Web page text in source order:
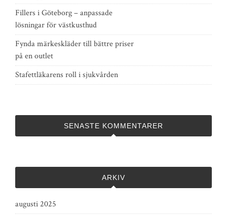
Fillers i Göteborg – anpassade
lösningar för västkusthud
Fynda märkeskläder till bättre priser
på en outlet
Stafettläkarens roll i sjukvården
SENASTE KOMMENTARER
ARKIV
augusti 2025